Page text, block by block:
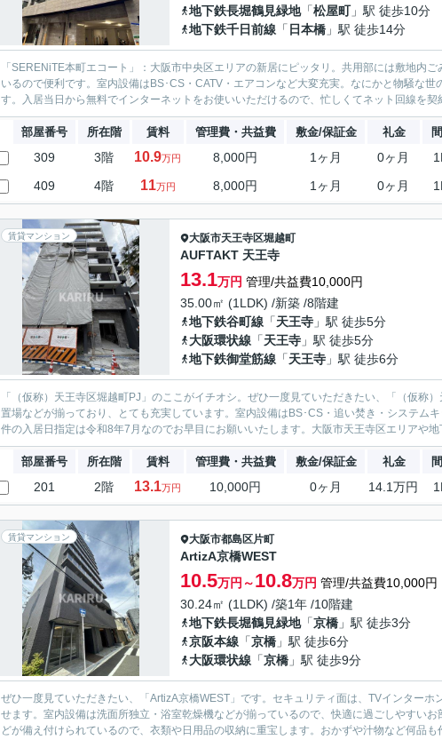
地下鉄長堀鶴見緑地「松屋町」駅 徒歩10分
地下鉄千日前線 「 日本橋 」駅 徒歩14分
「SERENiTE本町エコート」：大阪市中央区エリアの新居にピッタリ。共用部には敷地内
いるので便利です。室内設備はBS･CS・CATV・エアコンなど大変充実。なにかと物騒な
す。入居当日から無料でインターネットをお使いいただけるので、忙しくてネット回線を
部屋番号 所在階 賃料 管理費・共益費 敷金/保証金 礼金
309 3階 10.9万円 8,000円 1ヶ月 0ヶ月
409 4階 11万円 8,000円 1ヶ月 0ヶ月
賃貸マンション 大阪市天王寺区堀越町
AUFTAKT 天王寺
13.1万円 管理/共益費10,000円
35.00㎡ (1LDK) /新築 /8階建
地下鉄谷町線 「天王寺 」駅 徒歩5分
大阪環状線 「天王寺 」駅 徒歩5分
地下鉄御堂筋線 「天王寺 」駅 徒歩6分
「（仮称）天王寺区堀越町PJ」のここがイチオシ。ぜひ一度見ていただきたい、「（仮称
置場などが揃っており、とても充実しています。室内設備はBS･CS・追い焚き・システム
件の入居日指定は令和8年7月なのでお早目にお願いいたします。大阪市天王寺区エリアや
部屋番号 所在階 賃料 管理費・共益費 敷金/保証金 礼金
201 2階 13.1万円 10,000円 0ヶ月 14.1万円
賃貸マンション 大阪市都島区片町
ArtizA京橋WEST
10.5万円～10.8万円 管理/共益費10,000円
30.24㎡ (1LDK) /築1年 /10階建
地下鉄長堀鶴見緑地「京橋 」駅 徒歩3分
京阪本線 「京橋 」駅 徒歩6分
大阪環状線 「京橋 」駅 徒歩9分
ぜひ一度見ていただきたい、「ArtizA京橋WEST」です。セキュリティ面は、TVインター
せます。室内設備は洗面所独立・浴室乾燥機などが揃っているので、快適に過ごしやすい
どが備え付けられているので、衣類や日用品の収納に重宝します。おかずや汁物など何品